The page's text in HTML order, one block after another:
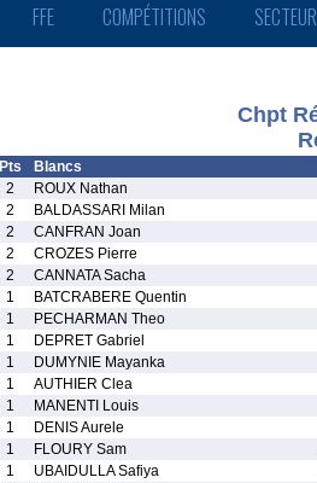
FFE COMPÉTITIONS
Chpt
Pts
Blancs
2
ROUX Nathan
2
BALDASSARI Milan
2
CANFRAN Joan
2
CROZES Pierre
2
CANNATA Sacha
1
BATCRABERE Quentin
1
PECHARMAN Theo
1
DEPRET Gabriel
1
DUMYNIE Mayanka
1
AUTHIER Clea
1
MANENTI Louis
1
DENIS Aurele
1 FLOURY Sam
1 UBAIDULLA Safiya